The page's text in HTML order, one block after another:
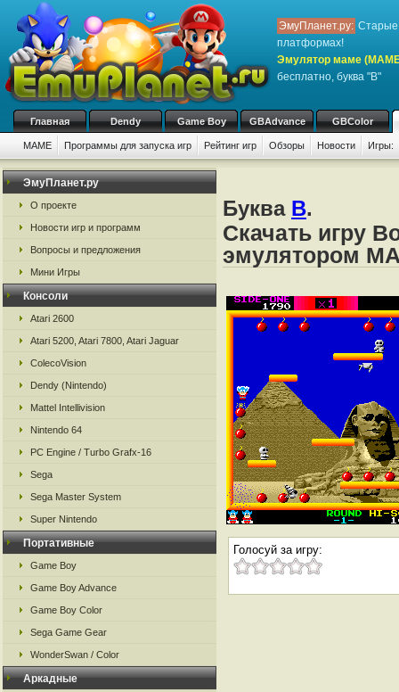
ЭмуПланет.ру: Старые
платформах!
Эмулятор маме
бесплатно, буква "B"
Главная Dendy Game Boy GBAdvance GBColor
MAME Программы для запуска игр Рейтинг игр Обзоры Новости Игры:
ЭмуПланет.ру
О проекте
Новости игр и программ
Вопросы и предложения
Мини Игры
Консоли
Atari 2600
Atari 5200, Atari 7800, Atari Jaguar
ColecoVision
Dendy (Nintendo)
Mattel Intellivision
Nintendo 64
PC Engine / Turbo Grafx-16
Sega
Sega Master System
Super Nintendo
Портативные
Game Boy
Game Boy Advance
Game Boy Color
Sega Game Gear
WonderSwan / Color
Аркадные
Буква B.
Скачать игру
эмулятором
Голосуй за игру: